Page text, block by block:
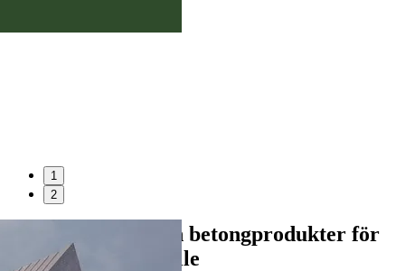
1
2
Betongelement och betongprodukter för
ett hållbart samhälle